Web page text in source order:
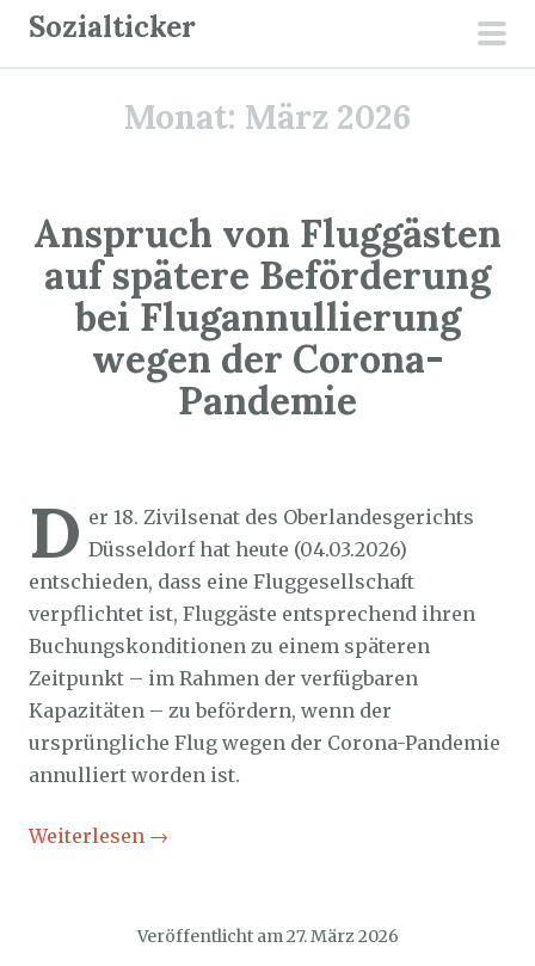
Sozialticker
Monat: März 2026
Anspruch von Fluggästen
auf spätere Beförderung
bei Flugannullierung
wegen der Corona-
Pandemie
D er 18. Zivilsenat des Oberlandesgerichts
Düsseldorf hat heute (04.03.2026)
entschieden, dass eine Fluggesellschaft
verpflichtet ist, Fluggäste entsprechend ihren
Buchungskonditionen zu einem späteren
Zeitpunkt – im Rahmen der verfügbaren
Kapazitäten – zu befördern, wenn der
ursprüngliche Flug wegen der Corona-Pandemie
annulliert worden ist.
Weiterlesen →
Veröffentlicht am 27. März 2026